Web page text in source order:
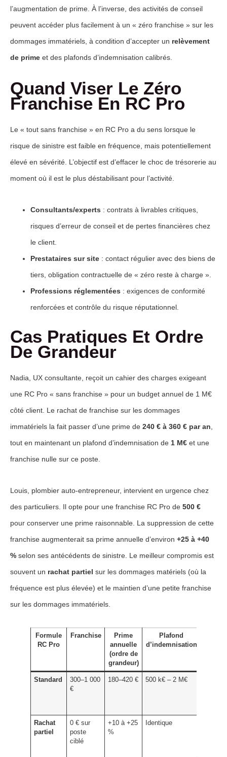
l’augmentation de prime. À l’inverse, des activités de conseil
peuvent accéder plus facilement à un « zéro franchise » sur les
dommages immatériels, à condition d’accepter un relèvement
de prime et des plafonds d’indemnisation calibrés.
Quand Viser Le Zéro
Franchise En RC Pro
Le « tout sans franchise » en RC Pro a du sens lorsque le
risque de sinistre est faible en fréquence, mais potentiellement
élevé en sévérité. L’objectif est d’effacer le choc de trésorerie au
moment où il est le plus déstabilisant pour l’activité.
Consultants/experts : contrats à livrables critiques,
risques d’erreur de conseil et de pertes financières chez
le client.
Prestataires sur site : contact régulier avec des biens de
tiers, obligation contractuelle de « zéro reste à charge ».
Professions réglementées : exigences de conformité
renforcées et contrôle du risque réputationnel.
Cas Pratiques Et Ordre
De Grandeur
Nadia, UX consultante, reçoit un cahier des charges exigeant
une RC Pro « sans franchise » pour un budget annuel de 1 M€
côté client. Le rachat de franchise sur les dommages
immatériels la fait passer d’une prime de 240 € à 360 € par an
tout en maintenant un plafond d’indemnisation de 1 M€ et une
franchise nulle sur ce poste.
Louis, plombier auto-entrepreneur, intervient en urgence chez
des particuliers. Il opte pour une franchise RC Pro de 500 €
pour conserver une prime raisonnable. La suppression de cette
franchise augmenterait sa prime annuelle d’environ +25 à +40
% selon ses antécédents de sinistre. Le meilleur compromis est
souvent un rachat partiel sur les dommages matériels (où la
fréquence est plus élevée) et le maintien d’une petite franchise
sur les dommages immatériels.
Formule
RC Pro
Franchise
Prime
annuelle
(ordre de
grandeur)
Plafond
d’indemnisation
Standard
300–1 000
€
180–420 € 500 k€ – 2 M€
Rachat
partiel
0 € sur
poste
ciblé
+10 à +25
%
Identique